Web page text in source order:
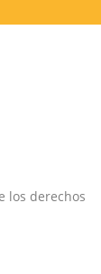
los derechos